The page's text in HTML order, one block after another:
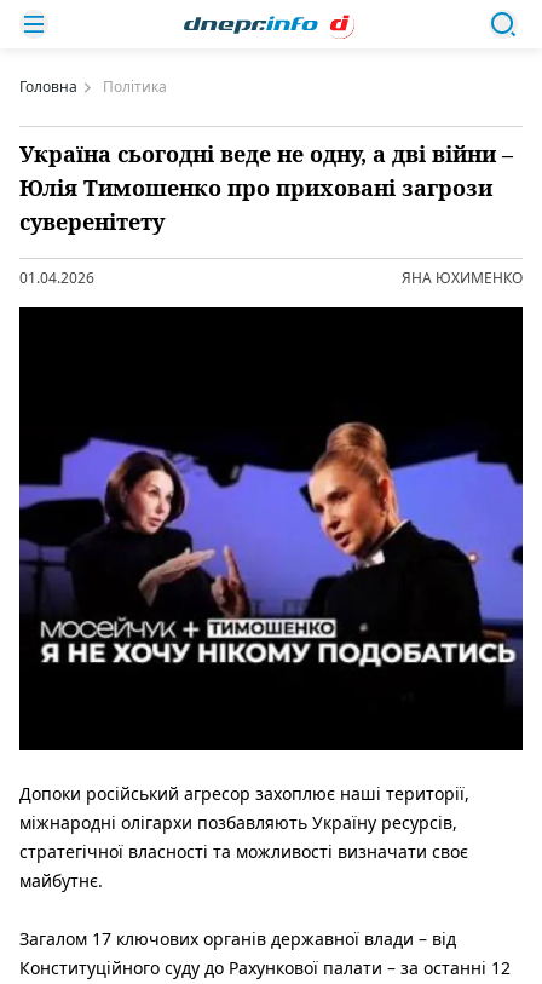
Головна Політика
Україна сьогодні веде не одну, а дві війни –
Юлія Тимошенко про приховані загрози
суверенітету
01.04.2026 ЯНА ЮХИМЕНКО
Допоки російський агресор захоплює наші території,
міжнародні олігархи позбавляють Україну ресурсів,
стратегічної власності та можливості визначати своє
майбутнє.
Загалом 17 ключових органів державної влади – від
Конституційного суду до Рахункової палати – за останні 12